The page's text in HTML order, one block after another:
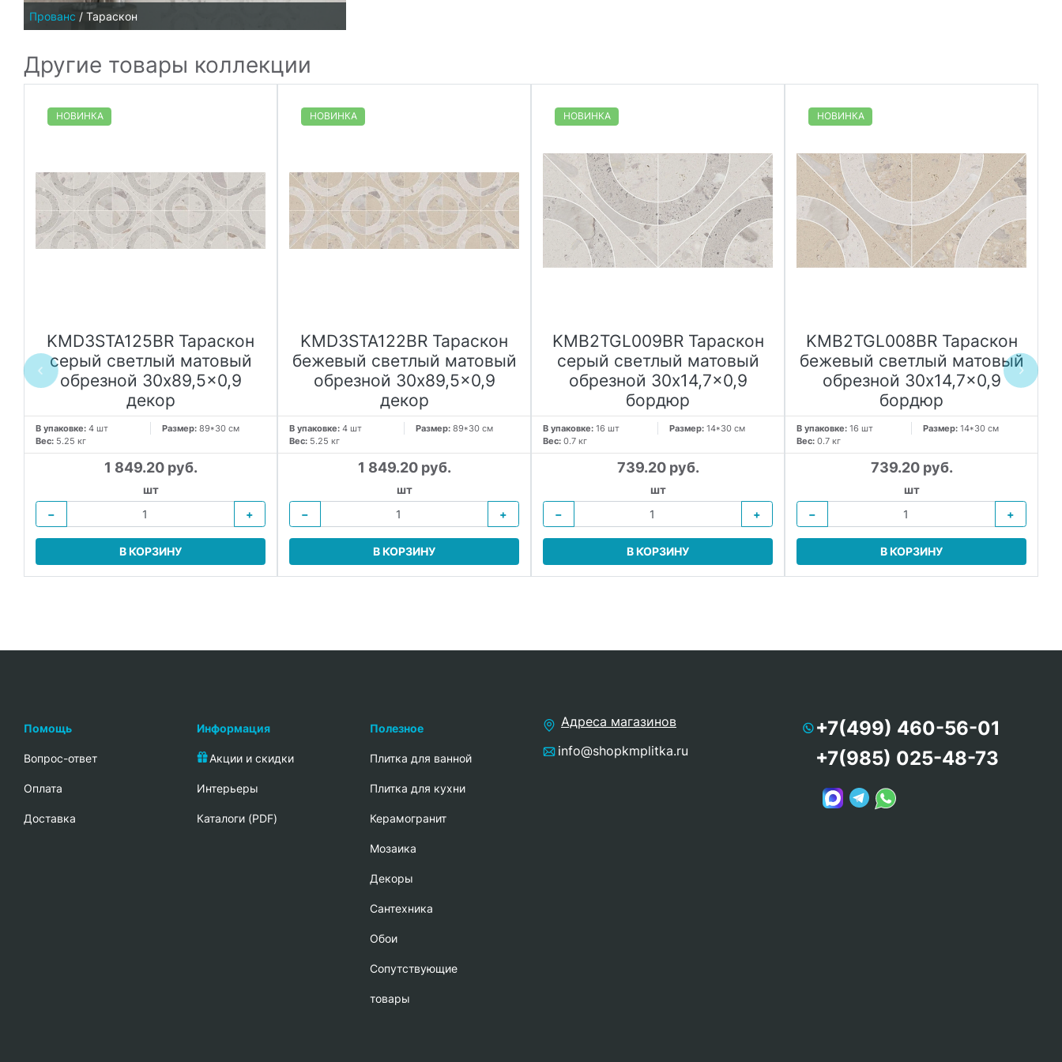
Прованс / Тараскон
Другие товары коллекции
НОВИНКА
KMD3STA125BR Тараскон
серый светлый матовый
обрезной 30x89,5x0,9
декор
В упаковке: 4 шт Размер: 89*30 см
Вес: 5.25 кг
1 849.20 руб.
шт
−
+
В КОРЗИНУ
НОВИНКА
KMD3STA122BR Тараскон
бежевый светлый матовый
обрезной 30x89,5x0,9
декор
В упаковке: 4 шт Размер: 89*30 см
Вес: 5.25 кг
1 849.20 руб.
шт
−
+
В КОРЗИНУ
НОВИНКА
KMB2TGL009BR Тараскон
серый светлый матовый
обрезной 30x14,7x0,9
бордюр
В упаковке: 16 шт Размер: 14*30 см
Вес: 0.7 кг
739.20 руб.
шт
−
+
В КОРЗИНУ
НОВИНКА
KMB2TGL008BR Тараскон
бежевый светлый матовый
обрезной 30x14,7x0,9
бордюр
В упаковке: 16 шт Размер: 14*30 см
Вес: 0.7 кг
739.20 руб.
шт
−
+
В КОРЗИНУ
Помощь
Вопрос-ответ
Oплата
Доставка
Информация
Акции и скидки
Интерьеры
Каталоги (PDF)
Полезное
Плитка для ванной
Плитка для кухни
Керамогранит
Мозаика
Декоры
Сантехника
Обои
Сопутствующие
товары
Адреса магазинов
info@shopkmplitka.ru
+7(499) 460-56-01
+7(985) 025-48-73